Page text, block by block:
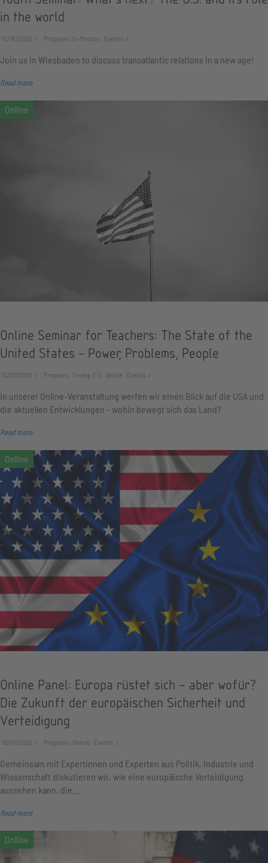
in the world
10/16/2025 Program, In-Person, Events
Join us in Wiesbaden to discuss transatlantic relations in a new age!
Read more
Online Seminar for Teachers: The State of the
United States - Power, Problems, People
10/07/2025 Program, Trump 2.0, Online, Events
In unserer Online-Veranstaltung werfen wir einen Blick auf die USA und
die aktuellen Entwicklungen - wohin bewegt sich das Land?
Read more
Online Panel: Europa rüstet sich – aber wofür?
Die Zukunft der europäischen Sicherheit und
Verteidigung
10/01/2025 Program, Online, Events
Gemeinsam mit Expertinnen und Experten aus Politik, Industrie und
Wissenschaft diskutieren wir, wie eine europäische Verteidigung
aussehen kann, die…
Read more